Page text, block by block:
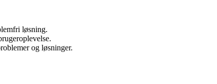
løsning.
og løsninger.